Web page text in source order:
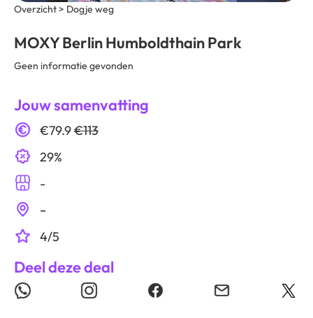
Overzicht > Dogje weg
MOXY Berlin Humboldthain Park
Geen informatie gevonden
Jouw samenvatting
€79.9€113
29%
-
-
4/5
Deel deze deal